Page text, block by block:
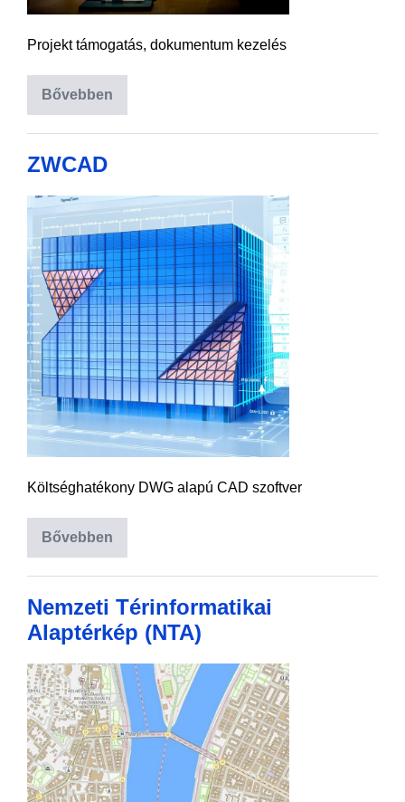
Projekt támogatás, dokumentum kezelés
Bővebben
ZWCAD
Költséghatékony DWG alapú CAD szoftver
Bővebben
Nemzeti Térinformatikai
Alaptérkép (NTA)